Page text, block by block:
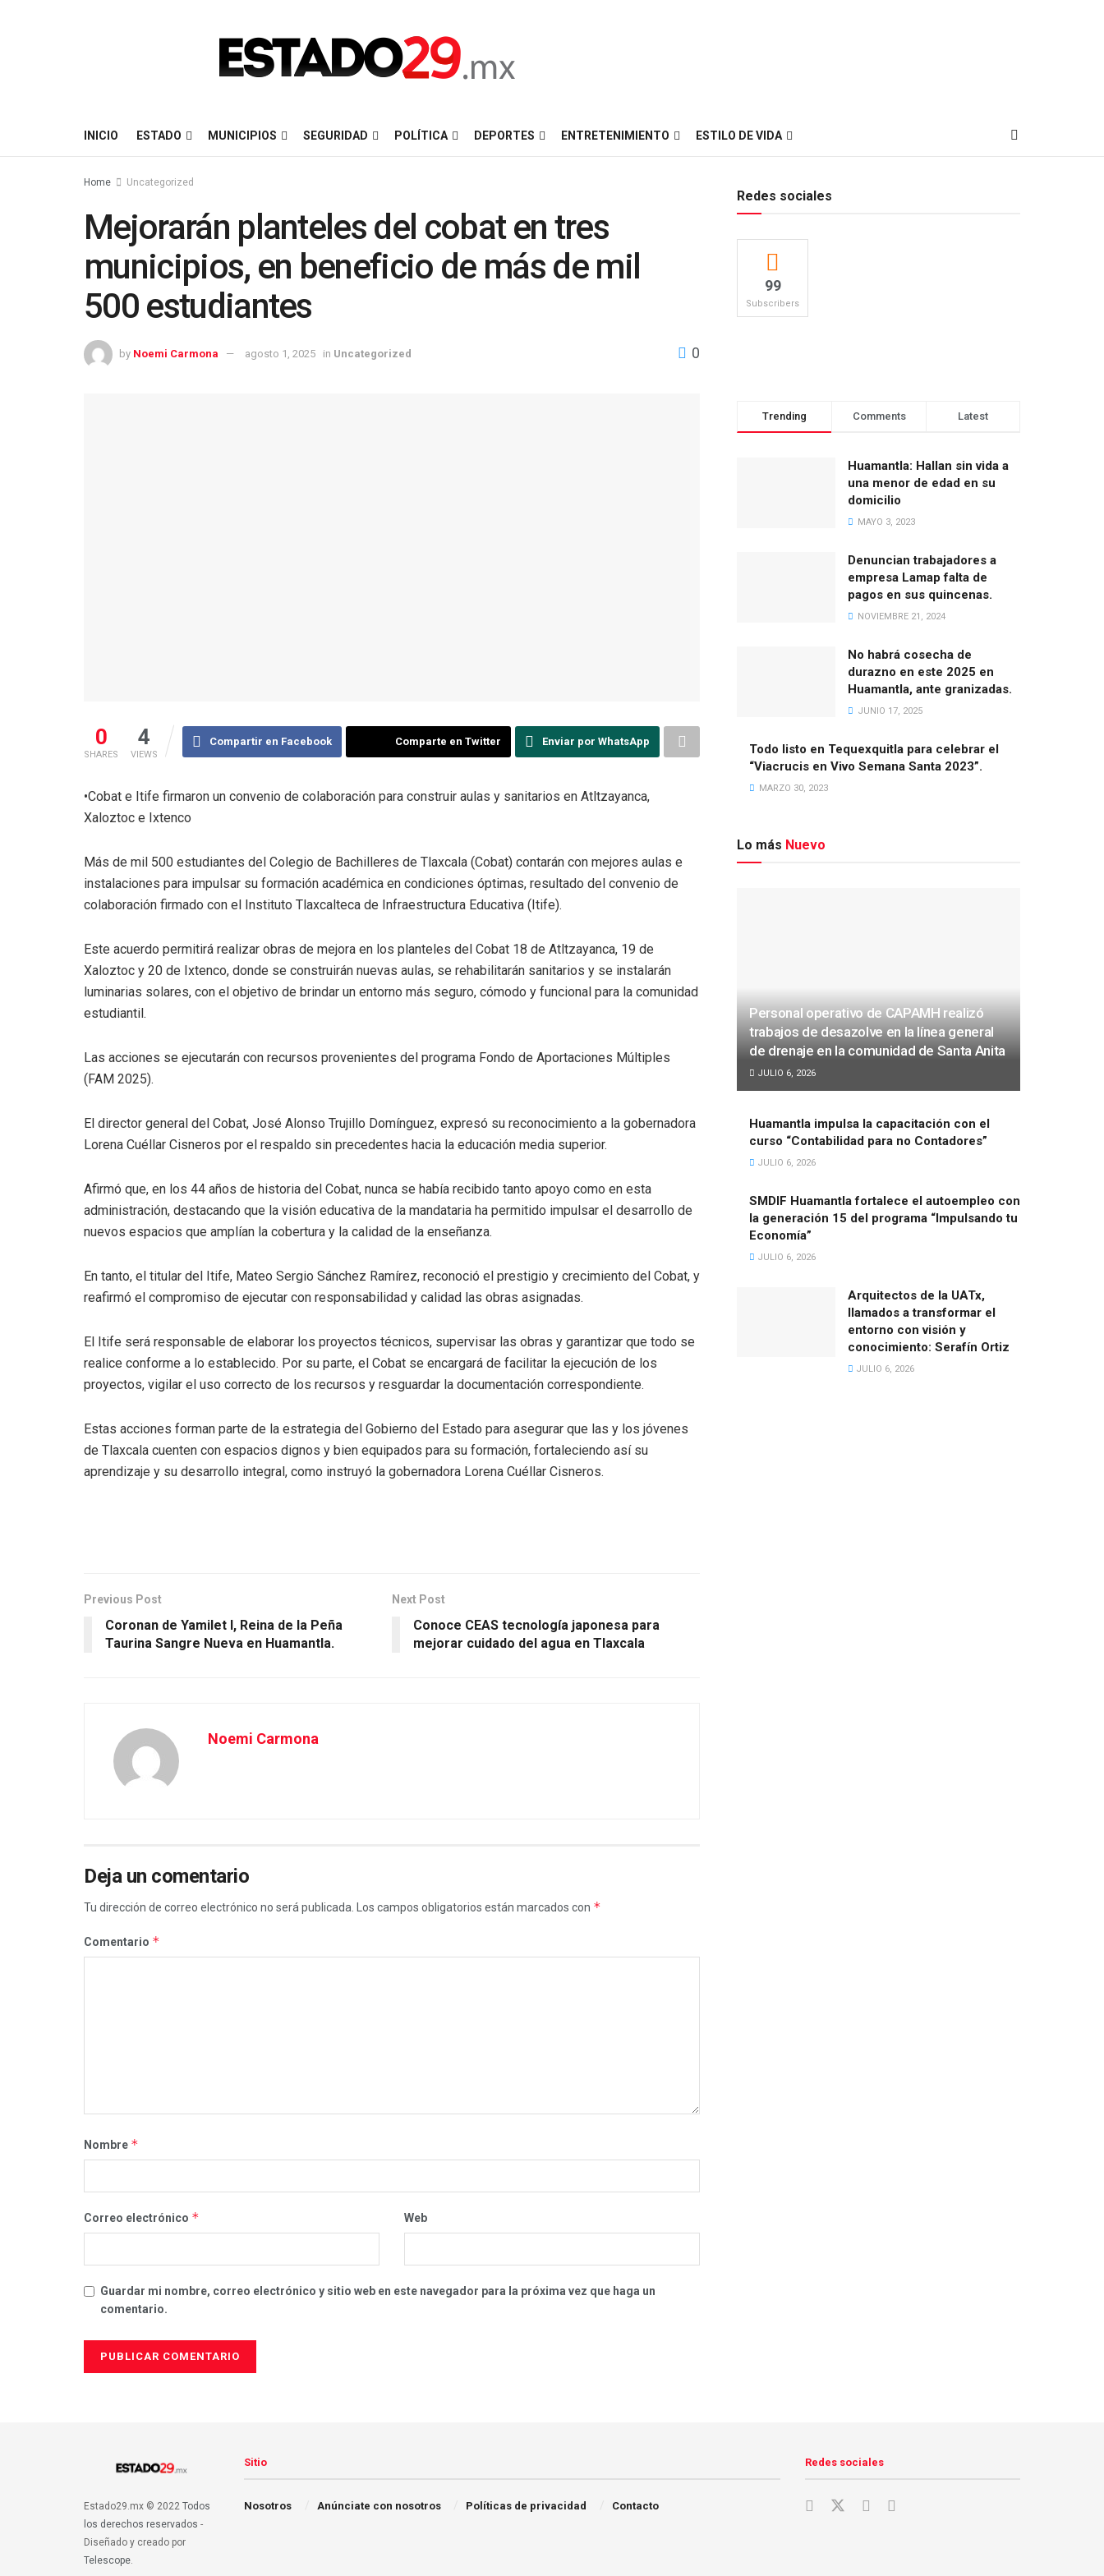
INICIO ESTADO MUNICIPIOS SEGURIDAD POLÍTICA DEPORTES ENTRETENIMIENTO ESTILO DE VIDA
Home Uncategorized
Mejorarán planteles del cobat en tres
municipios, en beneficio de más de mil
500 estudiantes
by Noemi Carmona agosto 1, 2025 in Uncategorized 0
0
SHARES
4
VIEWS
Compartir en Facebook Comparte en Twitter Enviar por WhatsApp
•Cobat e Itife firmaron un convenio de colaboración para construir aulas y sanitarios en Atltzayanca,
Xaloztoc e Ixtenco
Más de mil 500 estudiantes del Colegio de Bachilleres de Tlaxcala (Cobat) contarán con mejores aulas e
instalaciones para impulsar su formación académica en condiciones óptimas, resultado del convenio de
colaboración firmado con el Instituto Tlaxcalteca de Infraestructura Educativa (Itife).
Este acuerdo permitirá realizar obras de mejora en los planteles del Cobat 18 de Atltzayanca, 19 de
Xaloztoc y 20 de Ixtenco, donde se construirán nuevas aulas, se rehabilitarán sanitarios y se instalarán
luminarias solares, con el objetivo de brindar un entorno más seguro, cómodo y funcional para la comunidad
estudiantil.
Las acciones se ejecutarán con recursos provenientes del programa Fondo de Aportaciones Múltiples
(FAM 2025).
El director general del Cobat, José Alonso Trujillo Domínguez, expresó su reconocimiento a la gobernadora
Lorena Cuéllar Cisneros por el respaldo sin precedentes hacia la educación media superior.
Afirmó que, en los 44 años de historia del Cobat, nunca se había recibido tanto apoyo como en esta
administración, destacando que la visión educativa de la mandataria ha permitido impulsar el desarrollo de
nuevos espacios que amplían la cobertura y la calidad de la enseñanza.
En tanto, el titular del Itife, Mateo Sergio Sánchez Ramírez, reconoció el prestigio y crecimiento del Cobat, y
reafirmó el compromiso de ejecutar con responsabilidad y calidad las obras asignadas.
El Itife será responsable de elaborar los proyectos técnicos, supervisar las obras y garantizar que todo se
realice conforme a lo establecido. Por su parte, el Cobat se encargará de facilitar la ejecución de los
proyectos, vigilar el uso correcto de los recursos y resguardar la documentación correspondiente.
Estas acciones forman parte de la estrategia del Gobierno del Estado para asegurar que las y los jóvenes
de Tlaxcala cuenten con espacios dignos y bien equipados para su formación, fortaleciendo así su
aprendizaje y su desarrollo integral, como instruyó la gobernadora Lorena Cuéllar Cisneros.
Previous Post
Coronan de Yamilet I, Reina de la Peña
Taurina Sangre Nueva en Huamantla.
Next Post
Conoce CEAS tecnología japonesa para
mejorar cuidado del agua en Tlaxcala
Noemi Carmona
Deja un comentario
Tu dirección de correo electrónico no será publicada. Los campos obligatorios están marcados con *
Comentario *
Nombre *
Correo electrónico * Web
Guardar mi nombre, correo electrónico y sitio web en este navegador para la próxima vez que haga un
comentario.
Redes sociales
99
Subscribers
Trending Comments Latest
Huamantla: Hallan sin vida a
una menor de edad en su
domicilio
MAYO 3, 2023
Denuncian trabajadores a
empresa Lamap falta de
pagos en sus quincenas.
NOVIEMBRE 21, 2024
No habrá cosecha de
durazno en este 2025 en
Huamantla, ante granizadas.
JUNIO 17, 2025
Todo listo en Tequexquitla para celebrar el
“Viacrucis en Vivo Semana Santa 2023”.
MARZO 30, 2023
Lo más Nuevo
Personal operativo de CAPAMH realizó
trabajos de desazolve en la línea general
de drenaje en la comunidad de Santa Anita
JULIO 6, 2026
Huamantla impulsa la capacitación con el
curso “Contabilidad para no Contadores”
JULIO 6, 2026
SMDIF Huamantla fortalece el autoempleo con
la generación 15 del programa “Impulsando tu
Economía”
JULIO 6, 2026
Arquitectos de la UATx,
llamados a transformar el
entorno con visión y
conocimiento: Serafín Ortiz
JULIO 6, 2026
Estado29.mx © 2022 Todos
los derechos reservados -
Diseñado y creado por
Telescope.
Sitio
Nosotros Anúnciate con nosotros Políticas de privacidad Contacto
Redes sociales